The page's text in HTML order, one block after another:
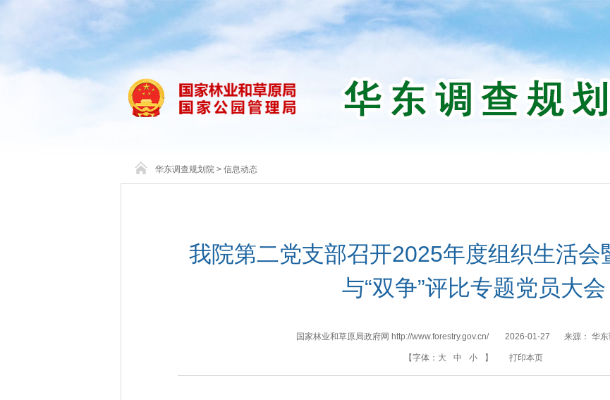
华东调查规划院 > 信息动态
我院第二党支部召开2025年度组织生活会
与“双争”评比专题党员大会
国家林业和草原局政府网 http://www.forestry.gov.cn/ 2026-01-27 来源： 华
【字体： 大 中 小 】 打印本页